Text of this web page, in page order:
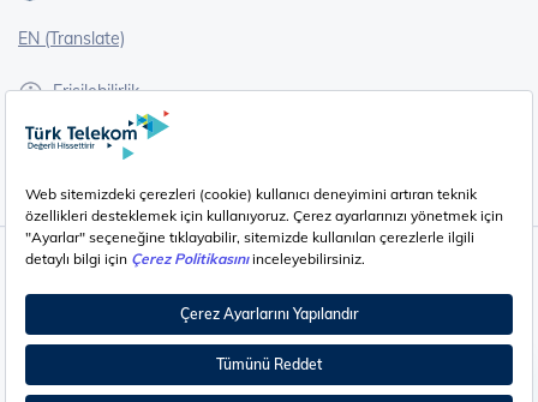
EN (Translate)
Erişilebilirlik
İşaret Dili Çevirisi
Çerez Ayarları